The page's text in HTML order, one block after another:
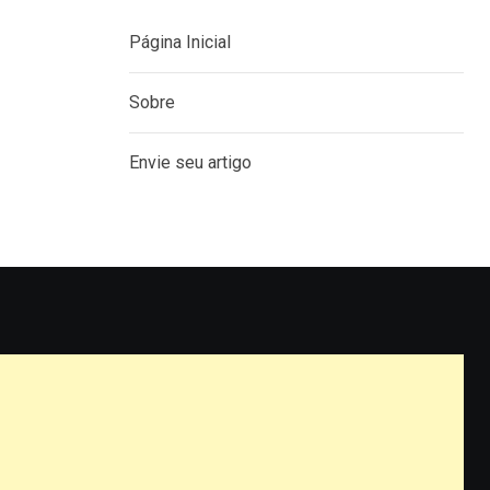
Página Inicial
Sobre
Envie seu artigo